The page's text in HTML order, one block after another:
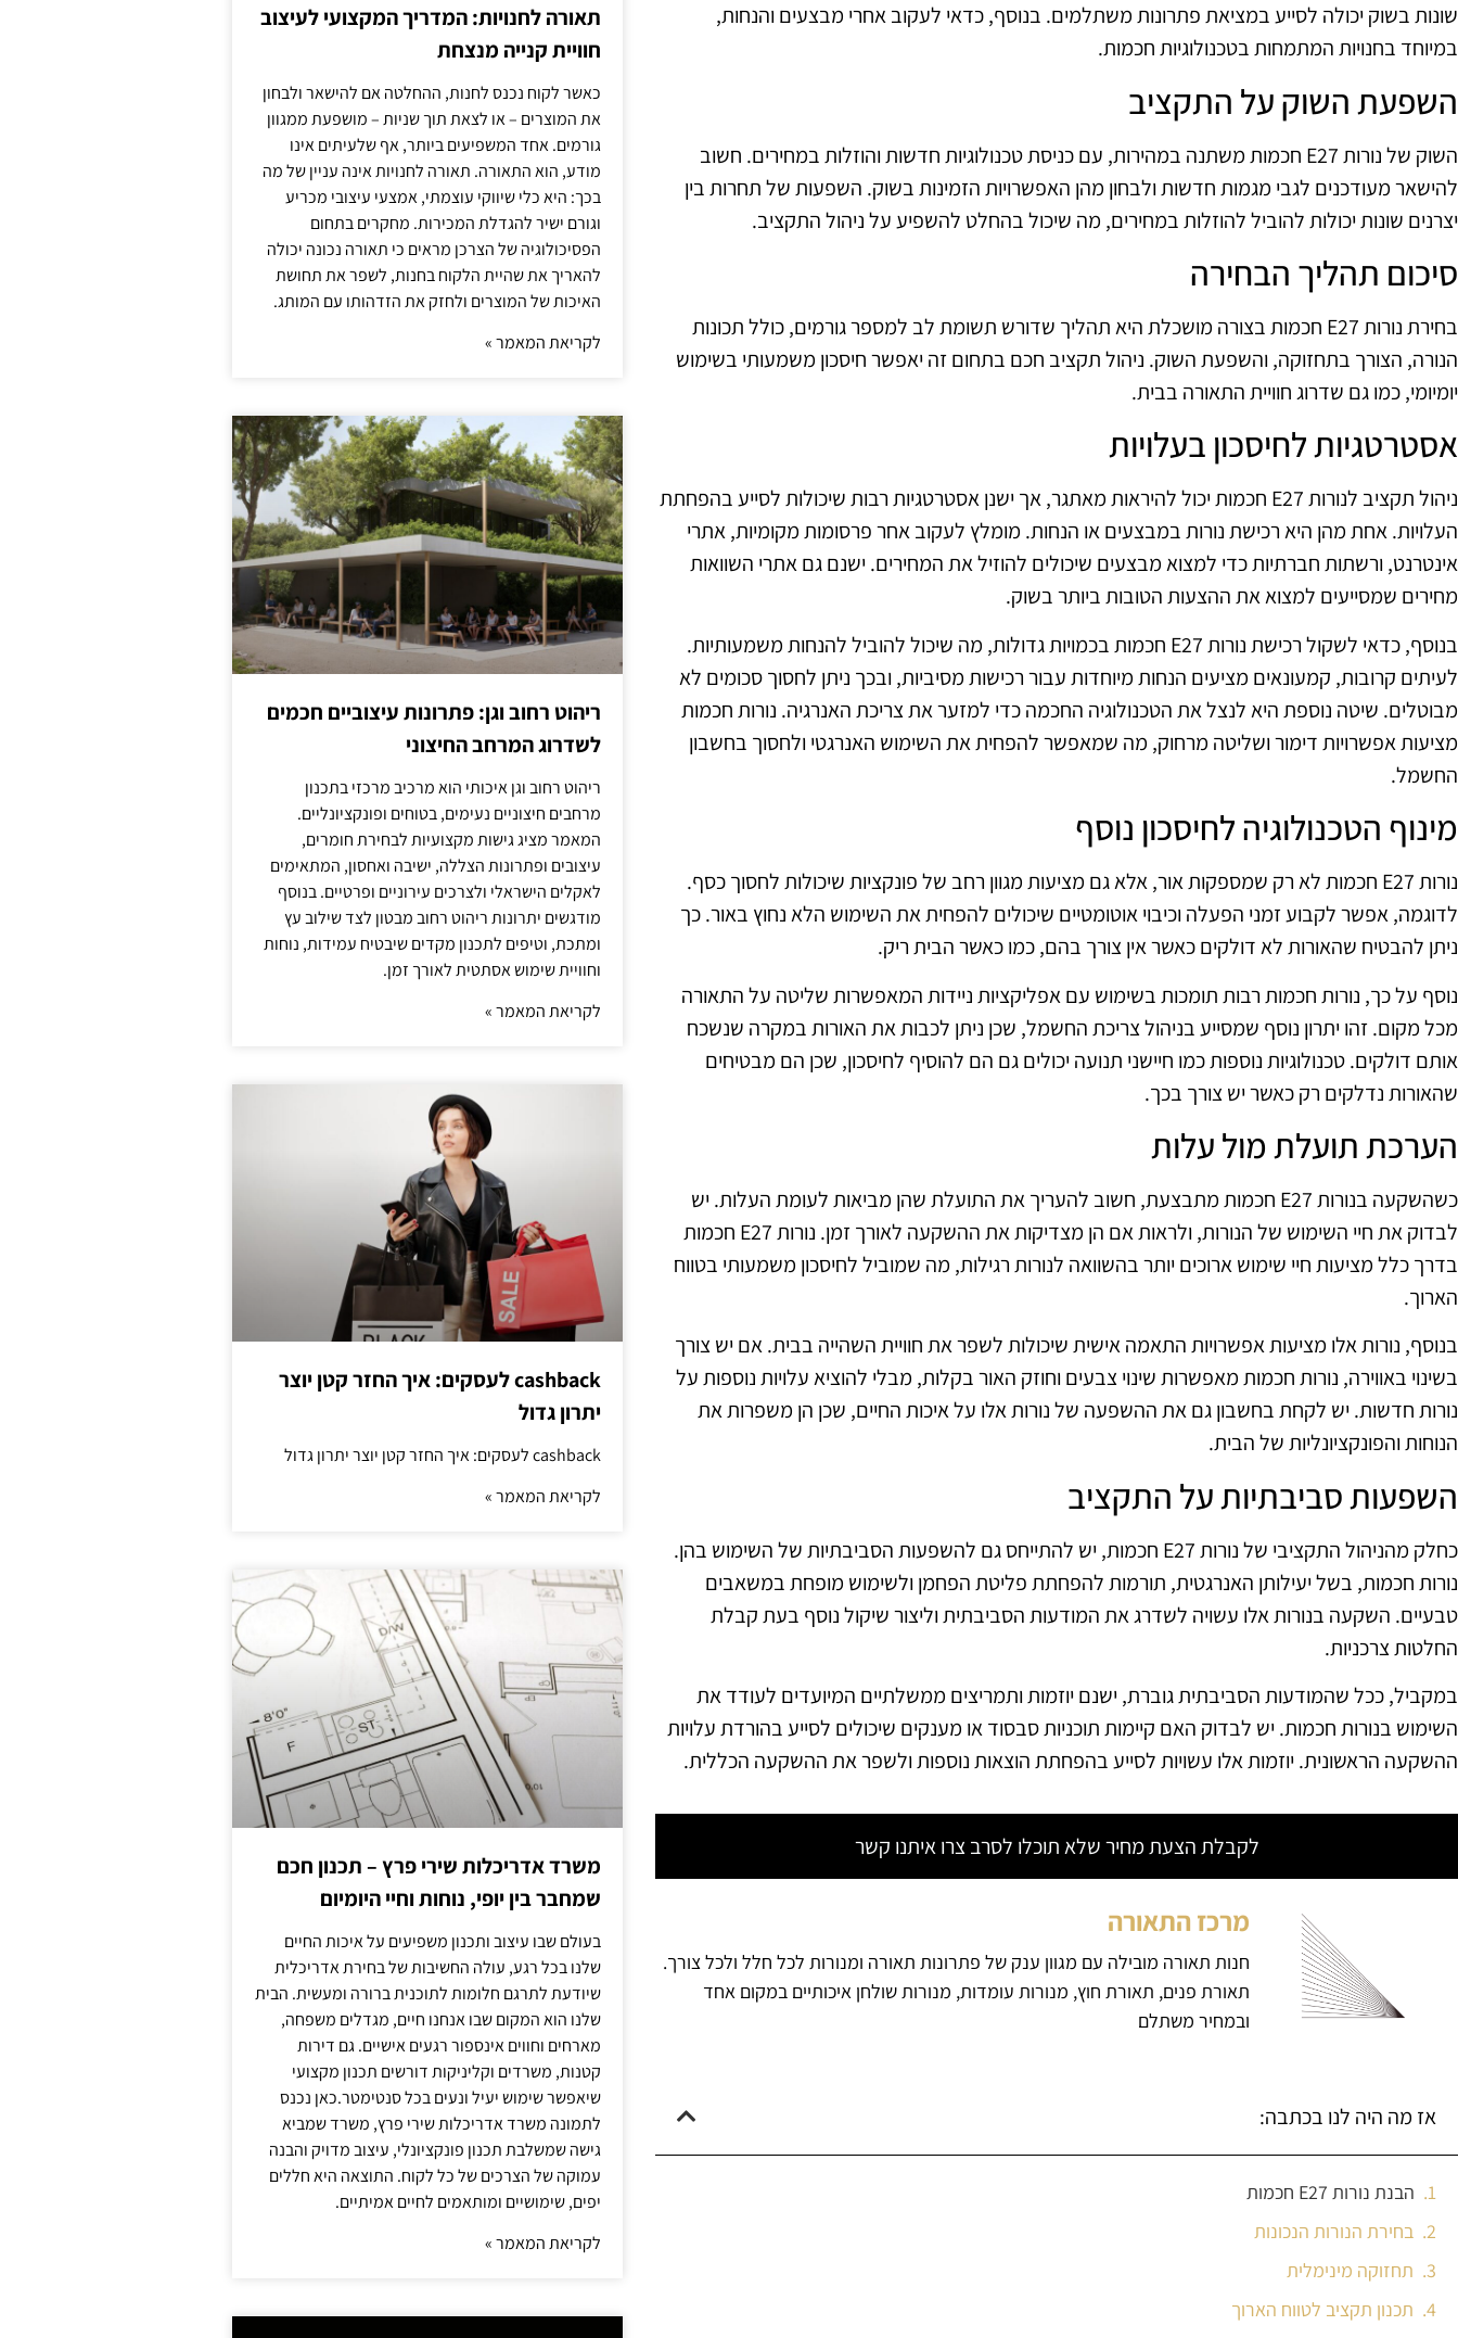
שונות בשוק יכולה לסייע במציאת פתרונות משתלמים. בנוסף, כדאי לעקוב אחרי מבצעים והנחות,
במיוחד בחנויות המתמחות בטכנולוגיות חכמות.
השפעת השוק על התקציב
השוק של נורות E27 חכמות משתנה במהירות, עם כניסת טכנולוגיות חדשות והוזלות במחירים. חשוב
להישאר מעודכנים לגבי מגמות חדשות ולבחון מהן האפשרויות הזמינות בשוק. השפעות של תחרות בין
יצרנים שונות יכולות להוביל להוזלות במחירים, מה שיכול בהחלט להשפיע על ניהול התקציב.
סיכום תהליך הבחירה
בחירת נורות E27 חכמות בצורה מושכלת היא תהליך שדורש תשומת לב למספר גורמים, כולל תכונות
הנורה, הצורך בתחזוקה, והשפעת השוק. ניהול תקציב חכם בתחום זה יאפשר חיסכון משמעותי בשימוש
יומיומי, כמו גם שדרוג חוויית התאורה בבית.
אסטרטגיות לחיסכון בעלויות
ניהול תקציב לנורות E27 חכמות יכול להיראות מאתגר, אך ישנן אסטרטגיות רבות שיכולות לסייע בהפחתת
העלויות. אחת מהן היא רכישת נורות במבצעים או הנחות. מומלץ לעקוב אחר פרסומות מקומיות, אתרי
אינטרנט, ורשתות חברתיות כדי למצוא מבצעים שיכולים להוזיל את המחירים. ישנם גם אתרי השוואות
מחירים שמסייעים למצוא את ההצעות הטובות ביותר בשוק.
בנוסף, כדאי לשקול רכישת נורות E27 חכמות בכמויות גדולות, מה שיכול להוביל להנחות משמעותיות.
לעיתים קרובות, קמעונאים מציעים הנחות מיוחדות עבור רכישות מסיביות, ובכך ניתן לחסוך סכומים לא
מבוטלים. שיטה נוספת היא לנצל את הטכנולוגיה החכמה כדי למזער את צריכת האנרגיה. נורות חכמות
מציעות אפשרויות דימור ושליטה מרחוק, מה שמאפשר להפחית את השימוש האנרגטי ולחסוך בחשבון
החשמל.
מינוף הטכנולוגיה לחיסכון נוסף
נורות E27 חכמות לא רק שמספקות אור, אלא גם מציעות מגוון רחב של פונקציות שיכולות לחסוך כסף.
לדוגמה, אפשר לקבוע זמני הפעלה וכיבוי אוטומטיים שיכולים להפחית את השימוש הלא נחוץ באור. כך
ניתן להבטיח שהאורות לא דולקים כאשר אין צורך בהם, כמו כאשר הבית ריק.
נוסף על כך, נורות חכמות רבות תומכות בשימוש עם אפליקציות ניידות המאפשרות שליטה על התאורה
מכל מקום. זהו יתרון נוסף שמסייע בניהול צריכת החשמל, שכן ניתן לכבות את האורות במקרה שנשכח
אותם דולקים. טכנולוגיות נוספות כמו חיישני תנועה יכולים גם הם להוסיף לחיסכון, שכן הם מבטיחים
שהאורות נדלקים רק כאשר יש צורך בכך.
הערכת תועלת מול עלות
כשהשקעה בנורות E27 חכמות מתבצעת, חשוב להעריך את התועלת שהן מביאות לעומת העלות. יש
לבדוק את חיי השימוש של הנורות, ולראות אם הן מצדיקות את ההשקעה לאורך זמן. נורות E27 חכמות
בדרך כלל מציעות חיי שימוש ארוכים יותר בהשוואה לנורות רגילות, מה שמוביל לחיסכון משמעותי בטווח
הארוך.
בנוסף, נורות אלו מציעות אפשרויות התאמה אישית שיכולות לשפר את חוויית השהייה בבית. אם יש צורך
בשינוי באווירה, נורות חכמות מאפשרות שינוי צבעים וחוזק האור בקלות, מבלי להוציא עלויות נוספות על
נורות חדשות. יש לקחת בחשבון גם את ההשפעה של נורות אלו על איכות החיים, שכן הן משפרות את
הנוחות והפונקציונליות של הבית.
השפעות סביבתיות על התקציב
כחלק מהניהול התקציבי של נורות E27 חכמות, יש להתייחס גם להשפעות הסביבתיות של השימוש בהן.
נורות חכמות, בשל יעילותן האנרגטית, תורמות להפחתת פליטת הפחמן ולשימוש מופחת במשאבים
טבעיים. השקעה בנורות אלו עשויה לשדרג את המודעות הסביבתית וליצור שיקול נוסף בעת קבלת
החלטות צרכניות.
במקביל, ככל שהמודעות הסביבתית גוברת, ישנם יוזמות ותמריצים ממשלתיים המיועדים לעודד את
השימוש בנורות חכמות. יש לבדוק האם קיימות תוכניות סבסוד או מענקים שיכולים לסייע בהורדת עלויות
ההשקעה הראשונית. יוזמות אלו עשויות לסייע בהפחתת הוצאות נוספות ולשפר את ההשקעה הכללית.
לקבלת הצעת מחיר שלא תוכלו לסרב צרו איתנו קשר
מרכז התאורה
חנות תאורה מובילה עם מגוון ענק של פתרונות תאורה ומנורות לכל חלל ולכל צורך.
תאורת פנים, תאורת חוץ, מנורות עומדות, מנורות שולחן איכותיים במקום אחד
ובמחיר משתלם
אז מה היה לנו בכתבה:
הבנת נורות E27 חכמות
בחירת הנורות הנכונות
תחזוקה מינימלית
תכנון תקציב לטווח הארוך
תאורה לחנויות: המדריך המקצועי לעיצוב
חוויית קנייה מנצחת
כאשר לקוח נכנס לחנות, ההחלטה אם להישאר ולבחון
את המוצרים – או לצאת תוך שניות – מושפעת ממגוון
גורמים. אחד המשפיעים ביותר, אף שלעיתים אינו
מודע, הוא התאורה. תאורה לחנויות אינה עניין של מה
בכך: היא כלי שיווקי עוצמתי, אמצעי עיצובי מכריע
וגורם ישיר להגדלת המכירות. מחקרים בתחום
הפסיכולוגיה של הצרכן מראים כי תאורה נכונה יכולה
להאריך את שהיית הלקוח בחנות, לשפר את תחושת
האיכות של המוצרים ולחזק את הזדהותו עם המותג.
לקריאת המאמר »
ריהוט רחוב וגן: פתרונות עיצוביים חכמים
לשדרוג המרחב החיצוני
ריהוט רחוב וגן איכותי הוא מרכיב מרכזי בתכנון
מרחבים חיצוניים נעימים, בטוחים ופונקציונליים.
המאמר מציג גישות מקצועיות לבחירת חומרים,
עיצובים ופתרונות הצללה, ישיבה ואחסון, המתאימים
לאקלים הישראלי ולצרכים עירוניים ופרטיים. בנוסף
מודגשים יתרונות ריהוט רחוב מבטון לצד שילוב עץ
ומתכת, וטיפים לתכנון מקדים שיבטיח עמידות, נוחות
וחוויית שימוש אסתטית לאורך זמן.
לקריאת המאמר »
cashback לעסקים: איך החזר קטן יוצר
יתרון גדול
cashback לעסקים: איך החזר קטן יוצר יתרון גדול
לקריאת המאמר »
משרד אדריכלות שירי פרץ – תכנון חכם
שמחבר בין יופי, נוחות וחיי היומיום
בעולם שבו עיצוב ותכנון משפיעים על איכות החיים
שלנו בכל רגע, עולה החשיבות של בחירת אדריכלית
שיודעת לתרגם חלומות לתוכנית ברורה ומעשית. הבית
שלנו הוא המקום שבו אנחנו חיים, מגדלים משפחה,
מארחים וחווים אינספור רגעים אישיים. גם דירות
קטנות, משרדים וקליניקות דורשים תכנון מקצועי
שיאפשר שימוש יעיל ונעים בכל סנטימטר.כאן נכנס
לתמונה משרד אדריכלות שירי פרץ, משרד שמביא
גישה שמשלבת תכנון פונקציונלי, עיצוב מדויק והבנה
עמוקה של הצרכים של כל לקוח. התוצאה היא חללים
יפים, שימושיים ומותאמים לחיים אמיתיים.
לקריאת המאמר »